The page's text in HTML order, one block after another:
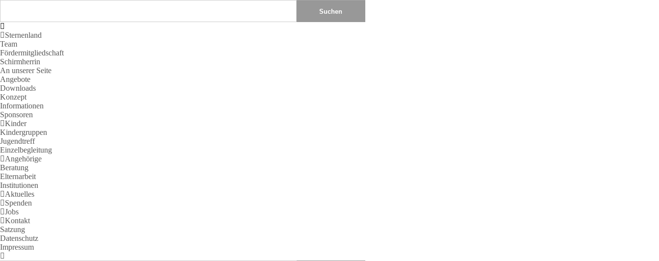
Sternenland
Team
Fördermitgliedschaft
Schirmherrin
An unserer Seite
Angebote
Downloads
Konzept
Informationen
Sponsoren
Kinder
Kindergruppen
Jugendtreff
Einzelbegleitung
Angehörige
Beratung
Elternarbeit
Institutionen
Aktuelles
Spenden
Jobs
Kontakt
Satzung
Datenschutz
Impressum